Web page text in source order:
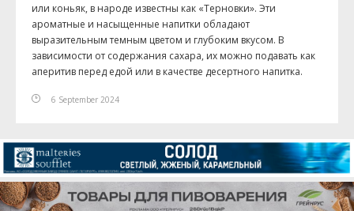
или коньяк, в народе известны как «Терновки». Эти
ароматные и насыщенные напитки обладают
выразительным темным цветом и глубоким вкусом. В
зависимости от содержания сахара, их можно подавать как
аперитив перед едой или в качестве десертного напитка.
6 September 2024